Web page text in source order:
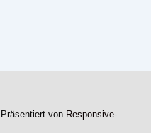
| Präsentiert von Responsive-